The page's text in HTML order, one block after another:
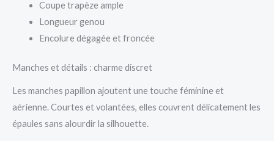
Coupe trapèze ample
Longueur genou
Encolure dégagée et froncée
Manches et détails : charme discret
Les manches papillon ajoutent une touche féminine et
aérienne. Courtes et volantées, elles couvrent délicatement les
épaules sans alourdir la silhouette.